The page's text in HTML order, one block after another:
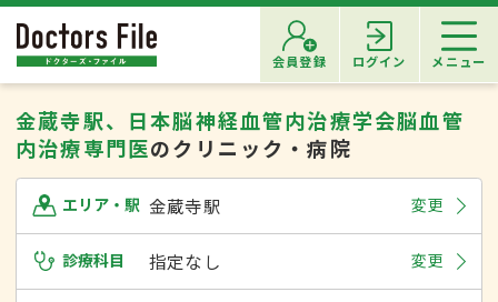
会員登録 ログイン メニュー
金蔵寺駅、日本脳神経血管内治療学会脳血管
内治療専門医のクリニック・病院
エリア・駅 金蔵寺駅 変更
診療科目 指定なし 変更